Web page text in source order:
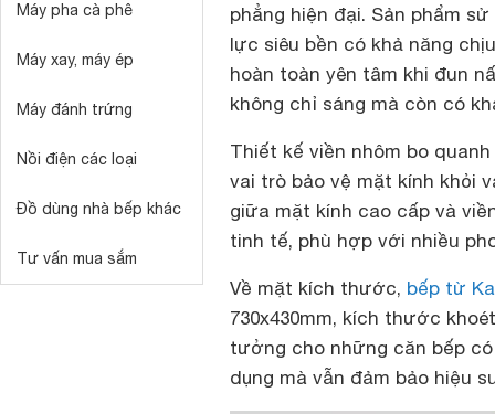
Máy pha cà phê
Máy xay, máy ép
Máy đánh trứng
Nồi điện các loại
Đồ dùng nhà bếp khác
Tư vấn mua sắm
phẳng hiện đại. Sản phẩm
lực siêu bền có khả năng
hoàn toàn yên tâm khi đun
không chỉ sáng mà còn có
Thiết kế viền nhôm bo
vai trò bảo vệ mặt kính khỏi
giữa mặt kính cao cấp và
tinh tế, phù hợp với nhiều
Về mặt kích thước, bếp từ
730x430mm, kích thước
tưởng cho những căn bếp
dụng mà vẫn đảm bảo hiệu